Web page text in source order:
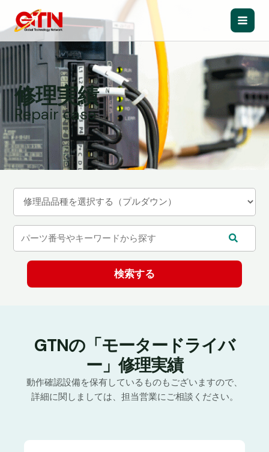
ス
プ
Main
修理実績
Repair case
GTNの「モータードライバ
ー」修理実績
動作確認設備を保有しているものもございますので、
詳細に関しましては、担当営業にご相談ください。